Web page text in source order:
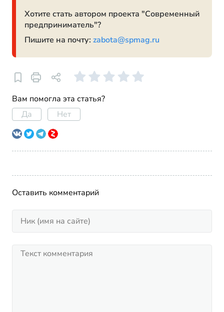
Хотите стать автором проекта "Современный
предприниматель"?
Пишите на почту: zabota@spmag.ru
Вам помогла эта статья?
Да
Нет
Оставить комментарий